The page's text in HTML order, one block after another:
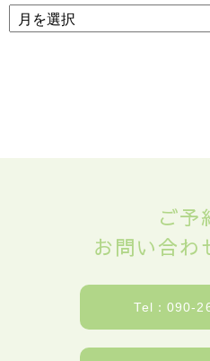
ご予
お問い合わ
Tel：090-